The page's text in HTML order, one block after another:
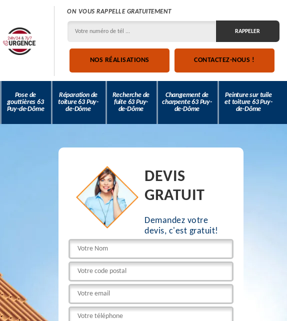
ON VOUS RAPPELLE GRATUITEMENT
NOS RÉALISATIONS CONTACTEZ-NOUS !
Pose de
gouttières 63
Puy-de-Dôme
Réparation de
toiture 63 Puy-
de-Dôme
Recherche de
fuite 63 Puy-
de-Dôme
Changement de
charpente 63 Puy-
de-Dôme
Peinture sur tuile
et toiture 63 Puy-
de-Dôme
DEVIS
GRATUIT
Demandez votre
devis, c'est gratuit!